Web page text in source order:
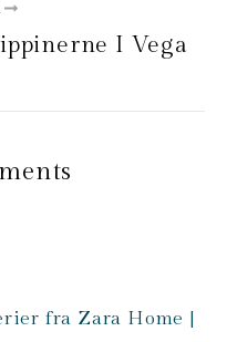
I Vega
fra Zara Home |